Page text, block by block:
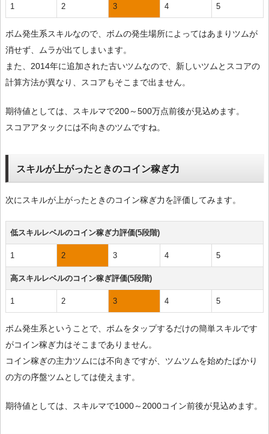
1 2 3 4 5
ボム発生系スキルなので、ボムの発生場所によってはあまりツムが
消せず、ムラが出てしまいます。
また、2014年に追加された古いツムなので、新しいツムとスコアの
計算方法が異なり、スコアもそこまで出ません。
期待値としては、スキルマで200～500万点前後が見込めます。
スコアアタックには不向きのツムですね。
スキルが上がったときのコイン稼ぎ力
次にスキルが上がったときのコイン稼ぎ力を評価してみます。
低スキルレベルのコイン稼ぎ力評価(5段階)
1 2 3 4 5
高スキルレベルのコイン稼ぎ評価(5段階)
1 2 3 4 5
ボム発生系ということで、ボムをタップするだけの簡単スキルです
がコイン稼ぎ力はそこまでありません。
コイン稼ぎの主力ツムには不向きですが、ツムツムを始めたばかり
の方の序盤ツムとしては使えます。
期待値としては、スキルマで1000～2000コイン前後が見込めます。